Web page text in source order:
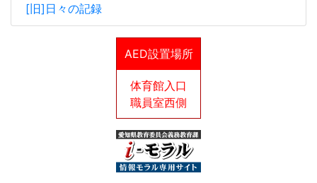
[旧]日々の記録
AED設置場所
体育館入口
職員室西側